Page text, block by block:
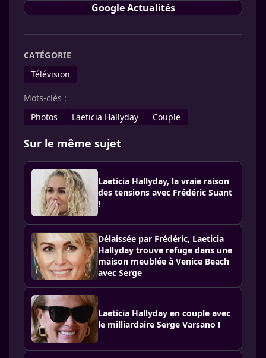
Google Actualités
CATÉGORIE
Télévision
Mots-clés :
Photos
Laeticia Hallyday Couple
Sur le même sujet
Laeticia Hallyday, la vraie raison
des tensions avec Frédéric Suant
!
Délaissée par Frédéric, Laeticia
Hallyday trouve refuge dans une
maison meublée à Venice Beach
avec Serge
Laeticia Hallyday en couple avec
le milliardaire Serge Varsano !